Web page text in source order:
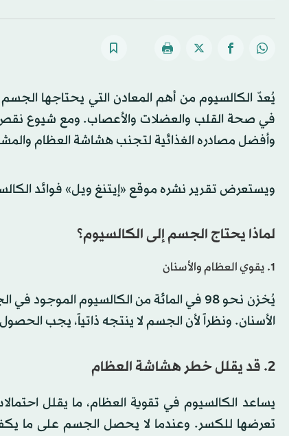
يُعدّ الكالسيوم من أهم المعادن التي يحتاجها
في صحة القلب والعضلات والأعصاب. ومع شيوع نقص
وأفضل مصادره الغذائية لتجنب هشاشة العظام
ويستعرض تقرير نشره موقع «إيتنغ ويل» فوائد
لماذا يحتاج الجسم إلى الكالسيوم؟
1. يقوي العظام والأسنان
يُخزن نحو 98 في المائة من الكالسيوم
الأسنان. ونظراً لأن الجسم لا ينتجه ذاتياً، يجب
2. قد يقلل خطر هشاشة العظام
يساعد الكالسيوم في تقوية العظام، ما يقلل
تعرضها للكسر. وعندما لا يحصل الجسم على ما